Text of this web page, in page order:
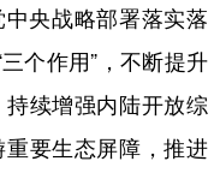
央战略部署落实落
个作用”，不断提升
续增强内陆开放综
要生态屏障，推进